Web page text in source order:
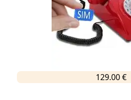
129.00 €